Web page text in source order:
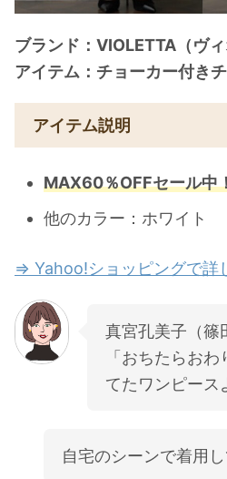
ブランド：VIOLETTA（ヴィ
アイテム：チョーカー付き
アイテム説明
MAX60％OFFセール中
他のカラー：ホワイト
⇒ Yahoo!ショッピングで詳
真宮孔美子（篠
「おちたらお
てたワンピース
自宅のシーンで着用